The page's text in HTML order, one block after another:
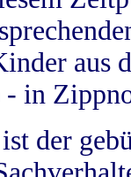
aus
in
der